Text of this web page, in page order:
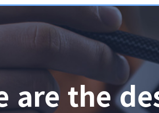
are the